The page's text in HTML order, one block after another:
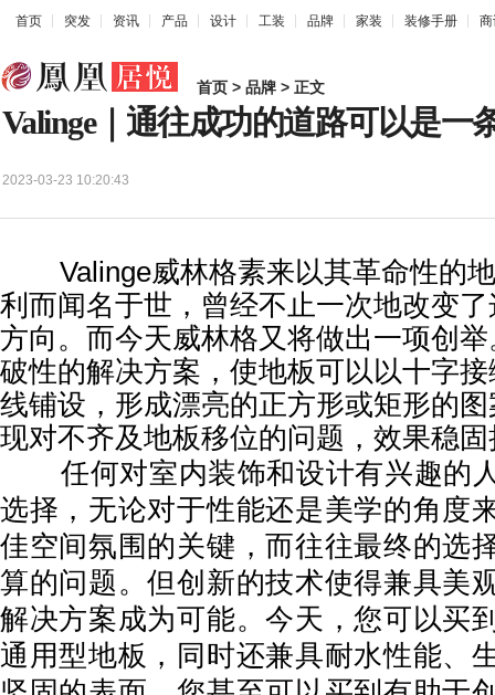
首页 突发 资讯 产品 设计 工装 品牌 家装 装修手册
首页 > 品牌 > 正文
Valinge｜通往成功的道路可以是一
2023-03-23 10:20:43
Valinge威林格素来以其革命性的地
利而闻名于世，曾经不止一次地改变
方向。而今天威林格又将做出一项创
破性的解决方案，使地板可以以十字
线铺设，形成漂亮的正方形或矩形的
现对不齐及地板移位的问题，效果稳
任何对室内装饰和设计有兴趣的
选择，无论对于性能还是美学的角度
佳空间氛围的关键，而往往最终的选
算的问题。但创新的技术使得兼具美
解决方案成为可能。今天，您可以买
通用型地板，同时还兼具耐水性能、